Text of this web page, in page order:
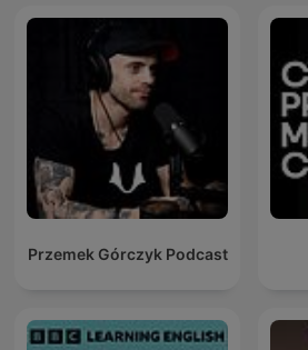
Przemek Górczyk Podcast